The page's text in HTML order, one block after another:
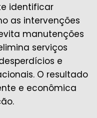
identificar
as intervenções
manutenções
serviços
e
O resultado
e econômica